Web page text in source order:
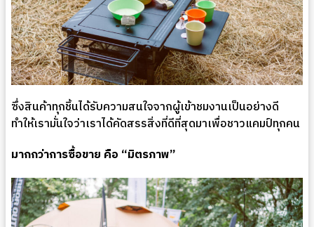
ซึ่งสินค้าทุกชิ้นได้รับความสนใจจากผู้เข้าชมงานเป็นอย่างดี
ทำให้เรามั่นใจว่าเราได้คัดสรรสิ่งที่ดีที่สุดมาเพื่อชาวแคมป์ทุกคน
มากกว่าการซื้อขาย คือ “มิตรภาพ”